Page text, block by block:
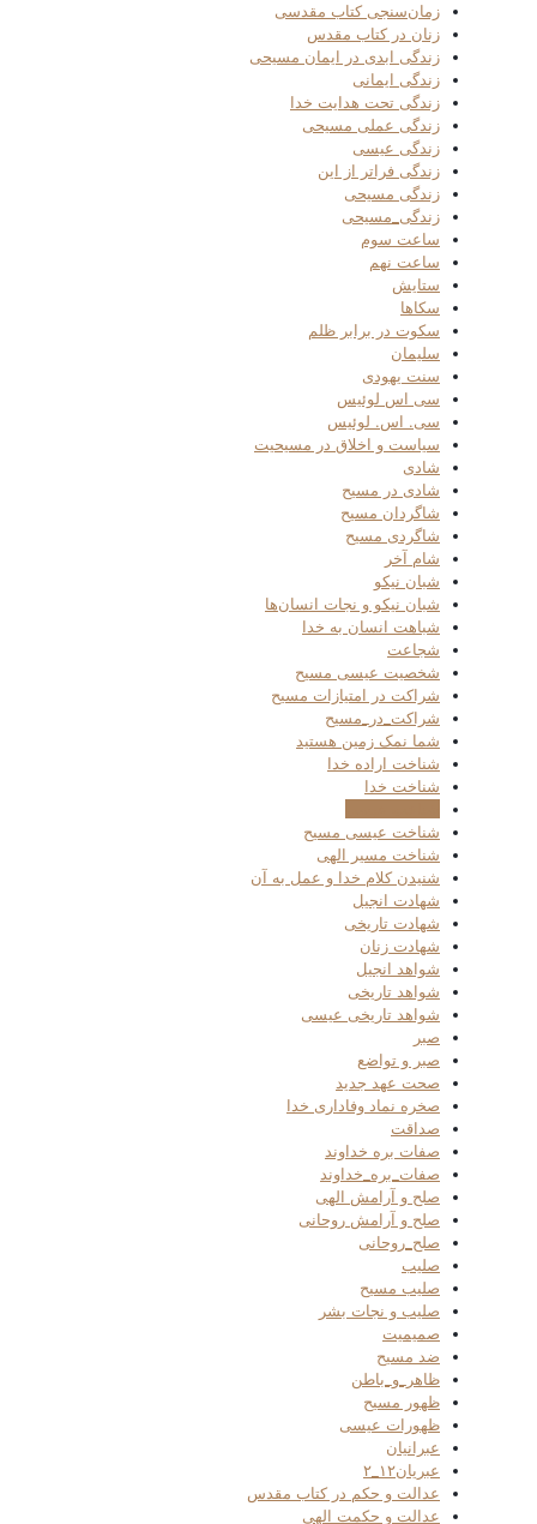
زمان‌سنجی کتاب مقدسی
زنان در کتاب مقدس
زندگی ابدی در ایمان مسیحی
زندگی ایمانی
زندگی تحت هدایت خدا
زندگی عملی مسیحی
زندگی عیسی
زندگی فراتر از این
زندگی مسیحی
زندگی_مسیحی
ساعت سوم
ساعت نهم
ستایش
سکاها
سکوت در برابر ظلم
سلیمان
سنت یهودی
سی اس لوئیس
سی. اس. لوئیس
سیاست و اخلاق در مسیحیت
شادی
شادی در مسیح
شاگردان مسیح
شاگردی مسیح
شام آخر
شبان نیکو
شبان نیکو و نجات انسان‌ها
شباهت انسان به خدا
شجاعت
شخصیت عیسی مسیح
شراکت در امتیازات مسیح
شراکت_در_مسیح
شما نمک زمین هستید
شناخت اراده خدا
شناخت خدا
شناخت عیسی مسیح
شناخت مسیر الهی
شنیدن کلام خدا و عمل به آن
شهادت انجیل
شهادت تاریخی
شهادت زنان
شواهد انجیل
شواهد تاریخی
شواهد تاریخی عیسی
صبر
صبر و تواضع
صحت عهد جدید
صخره نماد وفاداری خدا
صداقت
صفات بره خداوند
صفات_بره_خداوند
صلح و آرامش الهی
صلح و آرامش روحانی
صلح_روحانی
صلیب
صلیب مسیح
صلیب و نجات بشر
صمیمیت
ضد مسیح
ظاهر_و_باطن
ظهور مسیح
ظهورات عیسی
عبرانیان
عبریان۱۲_۲
عدالت و حکم در کتاب مقدس
عدالت و حکمت الهی